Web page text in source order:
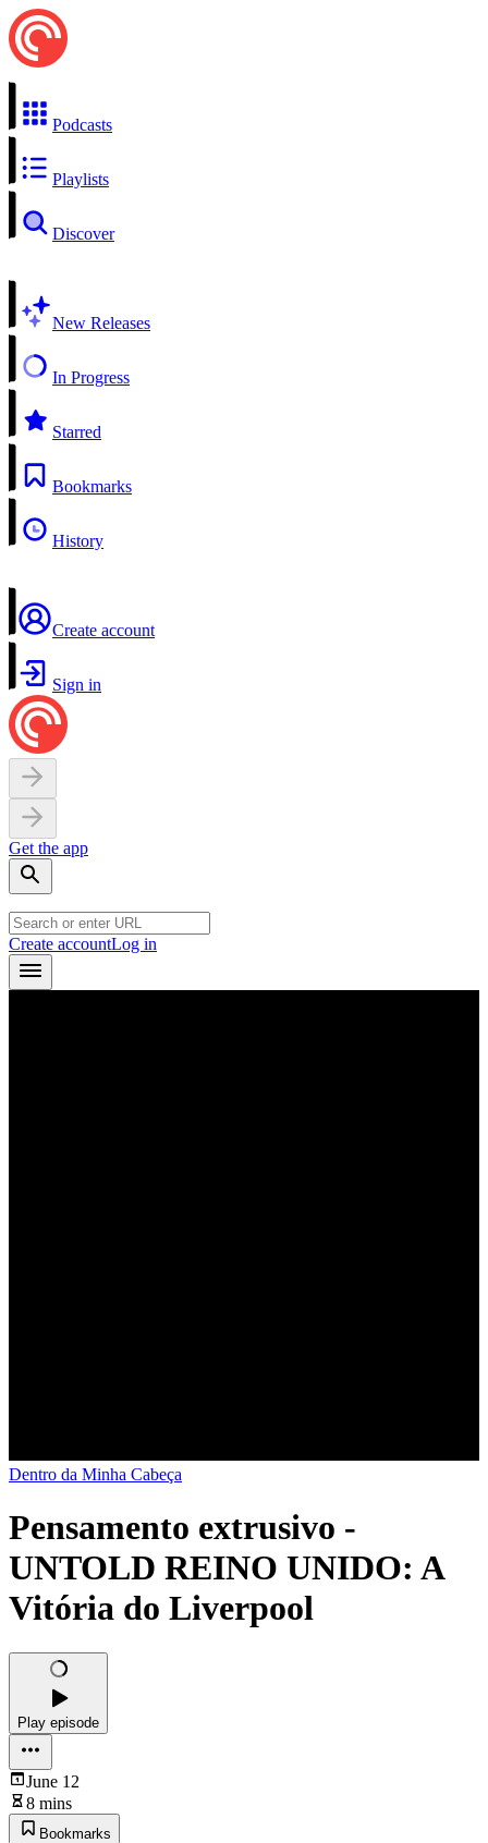
Podcasts
Playlists
Discover
New Releases
In Progress
Starred
Bookmarks
History
Create account
Sign in
Get the app
Create accountLog in
Dentro da Minha Cabeça
Pensamento extrusivo -
UNTOLD REINO UNIDO: A
Vitória do Liverpool
Play episode
June 12
8 mins
Bookmarks